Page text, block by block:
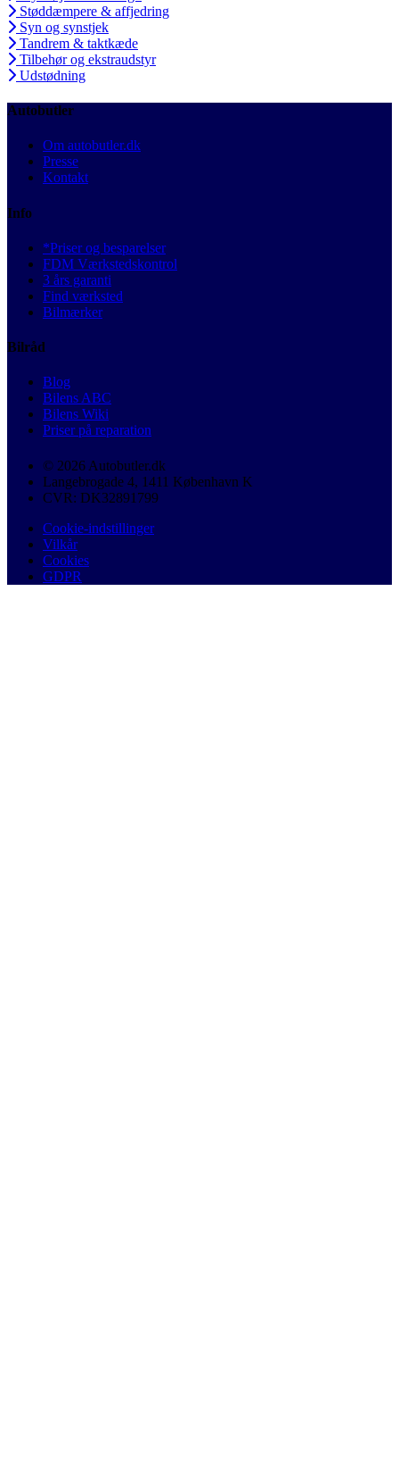
Støddæmpere & affjedring
Syn og synstjek
Tandrem & taktkæde
Tilbehør og ekstraudstyr
Udstødning
Autobutler
Om autobutler.dk
Presse
Kontakt
Info
*Priser og besparelser
FDM Værkstedskontrol
3 års garanti
Find værksted
Bilmærker
Bilråd
Blog
Bilens ABC
Bilens Wiki
Priser på reparation
© 2026 Autobutler.dk
Langebrogade 4, 1411 København K
CVR: DK32891799
Cookie-indstillinger
Vilkår
Cookies
GDPR